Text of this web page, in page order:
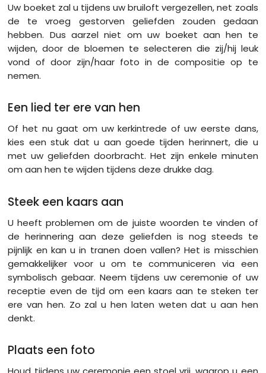
Uw boeket zal u tijdens uw bruiloft vergezellen, net zoals
de te vroeg gestorven geliefden zouden gedaan
hebben. Dus aarzel niet om uw boeket aan hen te
wijden, door de bloemen te selecteren die zij/hij leuk
vond of door zijn/haar foto in de compositie op te
nemen.
Een lied ter ere van hen
Of het nu gaat om uw kerkintrede of uw eerste dans,
kies een stuk dat u aan goede tijden herinnert, die u
met uw geliefden doorbracht. Het zijn enkele minuten
om aan hen te wijden tijdens deze ​​drukke dag.
Steek een kaars aan
U heeft problemen om de juiste woorden te vinden of
de herinnering aan deze geliefden is nog steeds te
pijnlijk en kan u in tranen doen vallen? Het is misschien
gemakkelijker voor u om te communiceren via een
symbolisch gebaar. Neem tijdens uw ceremonie of uw
receptie even de tijd om een ​​kaars aan te steken ter
ere van hen. Zo zal u hen laten weten dat u aan hen
denkt.
Plaats een foto